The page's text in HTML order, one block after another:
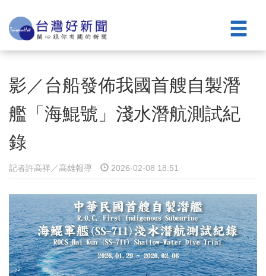
影／台船發佈我國首艘自製潛
艦「海鯤號」淺水潛航測試紀
錄
記者許高祥／高雄報導 2026-02-08 18:51